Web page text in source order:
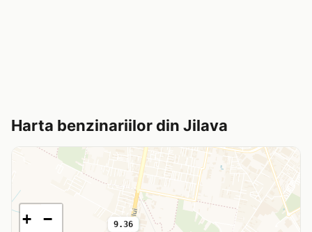
Harta benzinariilor din Jilava
9.36
9.36
+ −